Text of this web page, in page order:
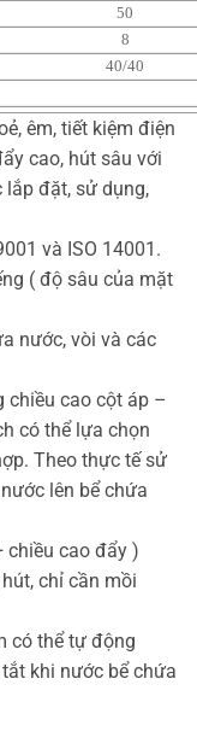
50
8
40/40
220V-50Hz
êm, tiết kiệm điện
cao, hút sâu với
lắp đặt, sử dụng,
và ISO 14001.
( độ sâu của mặt
nước, vòi và các
chiều cao cột áp –
có thể lựa chọn
Theo thực tế sử
lên bể chứa
chiều cao đẩy )
chỉ cần mồi
có thể tự động
khi nước bể chứa